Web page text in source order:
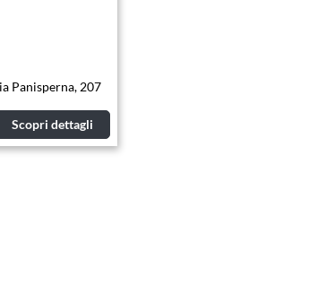
Panisperna, 207
Scopri dettagli